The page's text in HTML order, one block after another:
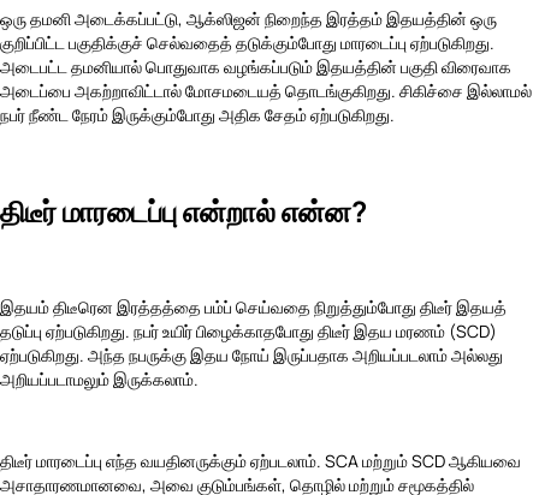
ஒரு தமனி அடைக்கப்பட்டு, ஆக்ஸிஜன் நிறைந்த இரத்தம் இதயத்தின் ஒரு
குறிப்பிட்ட பகுதிக்குச் செல்வதைத் தடுக்கும்போது மாரடைப்பு ஏற்படுகிறது.
அடைபட்ட தமனியால் பொதுவாக வழங்கப்படும் இதயத்தின் பகுதி விரைவாக
அடைப்பை அகற்றாவிட்டால் மோசமடையத் தொடங்குகிறது. சிகிச்சை இல்லாமல்
நபர் நீண்ட நேரம் இருக்கும்போது அதிக சேதம் ஏற்படுகிறது.
திடீர் மாரடைப்பு என்றால் என்ன?
இதயம் திடீரென இரத்தத்தை பம்ப் செய்வதை நிறுத்தும்போது திடீர் இதயத்
தடுப்பு ஏற்படுகிறது. நபர் உயிர் பிழைக்காதபோது திடீர் இதய மரணம் (SCD)
ஏற்படுகிறது. அந்த நபருக்கு இதய நோய் இருப்பதாக அறியப்படலாம் அல்லது
அறியப்படாமலும் இருக்கலாம்.
திடீர் மாரடைப்பு எந்த வயதினருக்கும் ஏற்படலாம். SCA மற்றும் SCD ஆகியவை
அசாதாரணமானவை, அவை குடும்பங்கள், தொழில் மற்றும் சமூகத்தில்